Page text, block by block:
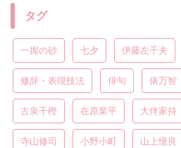
タグ
一握の砂 七夕 伊藤左千夫
修辞・表現技法 俳句 俵万智
古泉千樫 在原業平 大伴家持
寺山修司 小野小町 山上憶良